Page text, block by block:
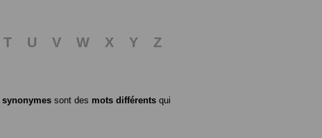
T U V W X Y
Z
synonymes sont des mots différents qui